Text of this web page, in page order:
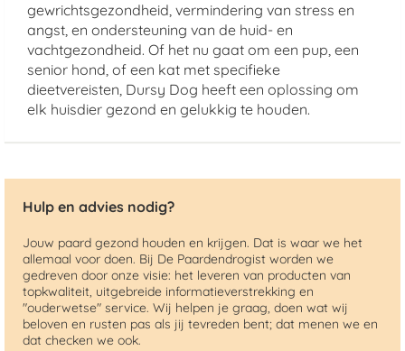
gewrichtsgezondheid, vermindering van stress en
angst, en ondersteuning van de huid- en
vachtgezondheid. Of het nu gaat om een pup, een
senior hond, of een kat met specifieke
dieetvereisten, Dursy Dog heeft een oplossing om
elk huisdier gezond en gelukkig te houden.
Hulp en advies nodig?
Jouw paard gezond houden en krijgen. Dat is waar we het
allemaal voor doen. Bij De Paardendrogist worden we
gedreven door onze visie: het leveren van producten van
topkwaliteit, uitgebreide informatieverstrekking en
"ouderwetse" service. Wij helpen je graag, doen wat wij
beloven en rusten pas als jij tevreden bent; dat menen we en
dat checken we ook.